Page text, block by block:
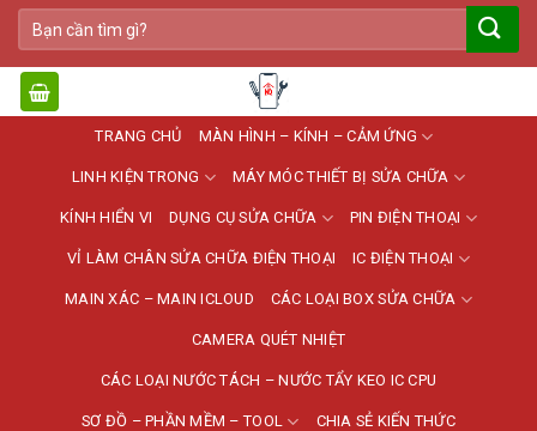
Bỏ
qua
nội
dung
Tìm
kiếm:
TRANG CHỦ MÀN HÌNH – KÍNH – CẢM ỨNG
LINH KIỆN TRONG MÁY MÓC THIẾT BỊ SỬA CHỮA
KÍNH HIỂN VI DỤNG CỤ SỬA CHỮA PIN ĐIỆN THOẠI
VỈ LÀM CHÂN SỬA CHỮA ĐIỆN THOẠI IC ĐIỆN THOẠI
MAIN XÁC – MAIN ICLOUD CÁC LOẠI BOX SỬA CHỮA
CAMERA QUÉT NHIỆT
CÁC LOẠI NƯỚC TÁCH – NƯỚC TẨY KEO IC CPU
SƠ ĐỒ – PHẦN MỀM – TOOL CHIA SẺ KIẾN THỨC